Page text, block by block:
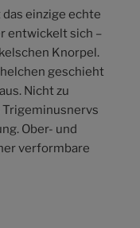
einzige echte
entwickelt sich –
Knorpel.
geschieht
Nicht zu
Ober- und
verformbare